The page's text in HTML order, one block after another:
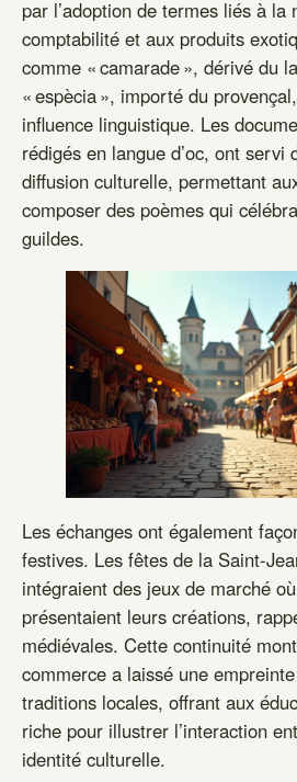
par l’adoption de termes liés à la
comptabilité et aux produits
comme « camarade », dérivé du
« espècia », importé du
influence linguistique. Les
rédigés en langue d’oc, ont servi
diffusion culturelle, permettant
composer des poèmes qui
guildes.
Les échanges ont également
festives. Les fêtes de la
intégraient des jeux de marché
présentaient leurs créations,
médiévales. Cette continuité
commerce a laissé une
traditions locales, offrant aux
riche pour illustrer l’interaction
identité culturelle.